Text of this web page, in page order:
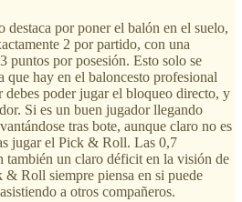
destaca por poner el balón en el suelo,
2 por partido, con una
puntos por posesión. Esto solo se
que hay en el baloncesto profesional
debes poder jugar el bloqueo directo, y
Si es un buen jugador llegando
tras bote, aunque claro no es
jugar el Pick & Roll. Las 0,7
también un claro déficit en la visión de
Roll siempre piensa en si puede
a otros compañeros.